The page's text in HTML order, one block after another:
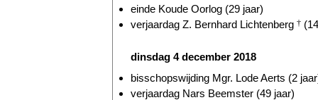
einde Koude Oorlog (29 jaar)
verjaardag Z. Bernhard Lichtenberg †
dinsdag 4 december 2018
bisschopswijding Mgr. Lode Aerts (2
verjaardag Nars Beemster (49 jaar)